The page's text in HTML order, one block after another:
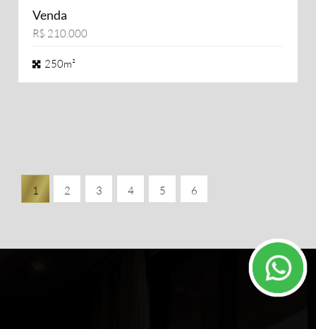
Venda
R$ 210.000
250m²
1 2 3 4 5 6